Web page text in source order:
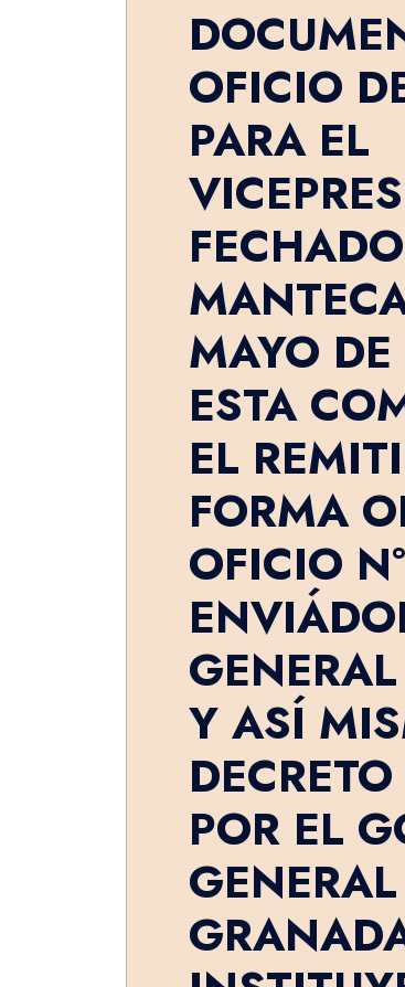
OFICIO
PARA EL
MAYO
ESTA
EL
FORMA
OFICIO
Y ASÍ
POR EL